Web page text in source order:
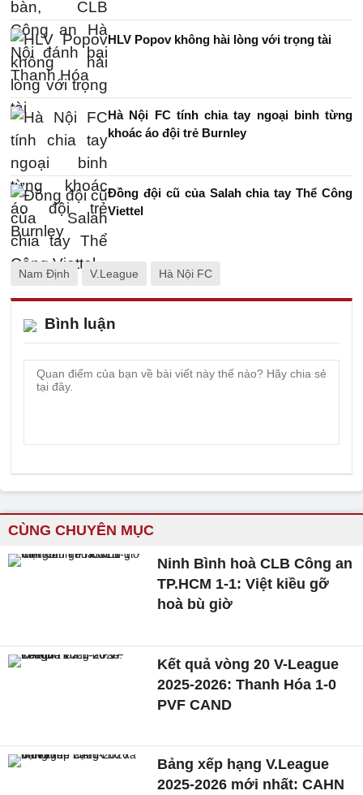
HLV Popov không hài lòng với trọng tài
Hà Nội FC tính chia tay ngoại binh từng
khoác áo đội trẻ Burnley
Đồng đội cũ của Salah chia tay Thể Công
Viettel
Nam Định V.League Hà Nội FC
Bình luận
CÙNG CHUYÊN MỤC
Ninh Bình hoà CLB Công an
TP.HCM 1-1: Việt kiều gỡ
hoà bù giờ
Kết quả vòng 20 V-League
2025-2026: Thanh Hóa 1-0
PVF CAND
Bảng xếp hạng V.League
2025-2026 mới nhất: CAHN